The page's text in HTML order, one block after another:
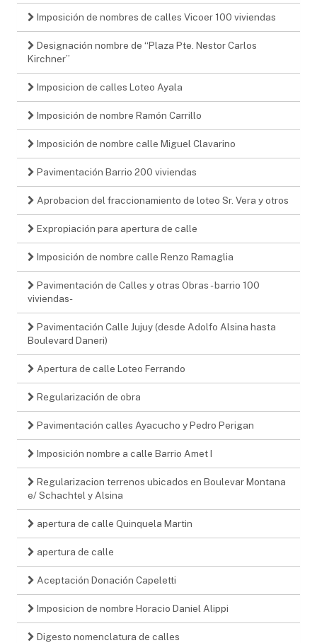
Imposición de nombres de calles Vicoer 100 viviendas
Designación nombre de “Plaza Pte. Nestor Carlos
Kirchner”
Imposicion de calles Loteo Ayala
Imposición de nombre Ramón Carrillo
Imposición de nombre calle Miguel Clavarino
Pavimentación Barrio 200 viviendas
Aprobacion del fraccionamiento de loteo Sr. Vera y otros
Expropiación para apertura de calle
Imposición de nombre calle Renzo Ramaglia
Pavimentación de Calles y otras Obras - barrio 100
viviendas-
Pavimentación Calle Jujuy (desde Adolfo Alsina hasta
Boulevard Daneri)
Apertura de calle Loteo Ferrando
Regularización de obra
Pavimentación calles Ayacucho y Pedro Perigan
Imposición nombre a calle Barrio Amet I
Regularizacion terrenos ubicados en Boulevar Montana
e/ Schachtel y Alsina
apertura de calle Quinquela Martin
apertura de calle
Aceptación Donación Capeletti
Imposicion de nombre Horacio Daniel Alippi
Digesto nomenclatura de calles